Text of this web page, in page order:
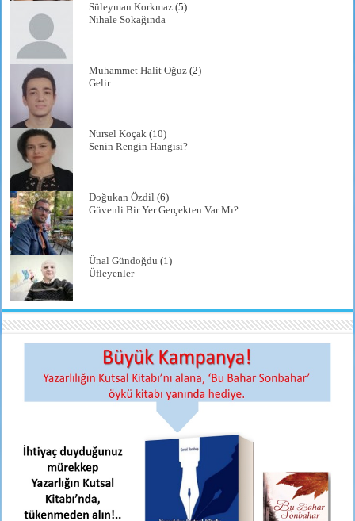
Süleyman Korkmaz (5)
Nihale Sokağında
Muhammet Halit Oğuz (2)
Gelir
Nursel Koçak (10)
Senin Rengin Hangisi?
Doğukan Özdil (6)
Güvenli Bir Yer Gerçekten Var Mı?
Ünal Gündoğdu (1)
Üfleyenler